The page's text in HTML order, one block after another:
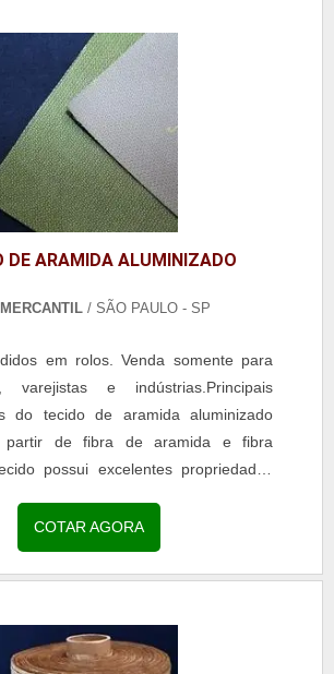
DE ARAMIDA ALUMINIZADO
/ SÃO PAULO - SP
em rolos. Venda somente para
varejistas e indústrias.Principais
do tecido de aramida aluminizado
partir de fibra de aramida e fibra
possui excelentes propriedades
COTAR AGORA